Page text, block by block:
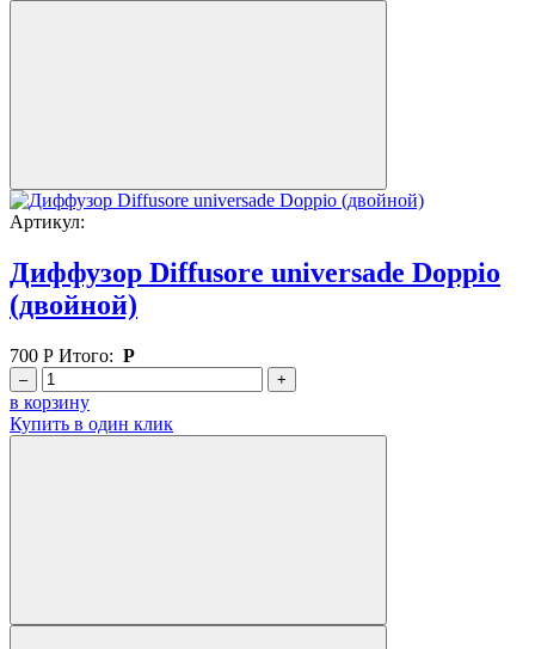
Артикул:
Диффузор Diffusore universade Doppio
(двойной)
700 Р Итого: Р
– +
в корзину
Купить в один клик